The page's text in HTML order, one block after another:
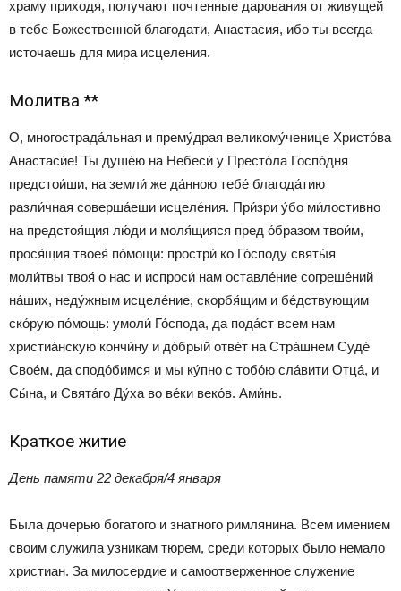
храму приходя, получают почтенные дарования от живущей
в тебе Божественной благодати, Анастасия, ибо ты всегда
источаешь для мира исцеления.
Молитва **
О, многострада́льная и прему́драя великому́ченице Христо́ва
Анастаси́е! Ты душе́ю на Небеси́ у Престо́ла Госпо́дня
предстои́ши, на земли́ же да́нною тебе́ благода́тию
разли́чная соверша́еши исцеле́ния. При́зри у́бо ми́лостивно
на предстоя́щия лю́ди и моля́щияся пред о́бразом твои́м,
прося́щия твоея́ по́мощи: простри́ ко Го́споду святы́я
моли́твы твоя́ о нас и испроси́ нам оставле́ние согреше́ний
на́ших, неду́жным исцеле́ние, скорбя́щим и бе́дствующим
ско́рую по́мощь: умоли́ Го́спода, да пода́ст всем нам
христиа́нскую кончи́ну и до́брый отве́т на Стра́шнем Суде́
Свое́м, да сподо́бимся и мы ку́пно с тобо́ю сла́вити Отца́, и
Сы́на, и Свята́го Ду́ха во ве́ки веко́в. Ами́нь.
Краткое житие
День памяти 22 декабря/4 января
Была дочерью богатого и знатного римлянина. Всем имением
своим служила узникам тюрем, среди которых было немало
христиан. За милосердие и самоотверженное служение